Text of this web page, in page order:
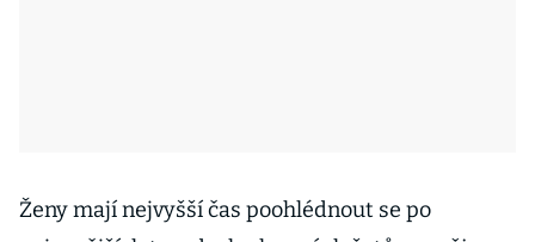
Ženy mají nejvyšší čas poohlédnout se po